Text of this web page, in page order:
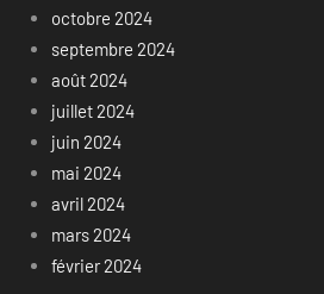
octobre 2024
septembre 2024
août 2024
juillet 2024
juin 2024
mai 2024
avril 2024
mars 2024
février 2024